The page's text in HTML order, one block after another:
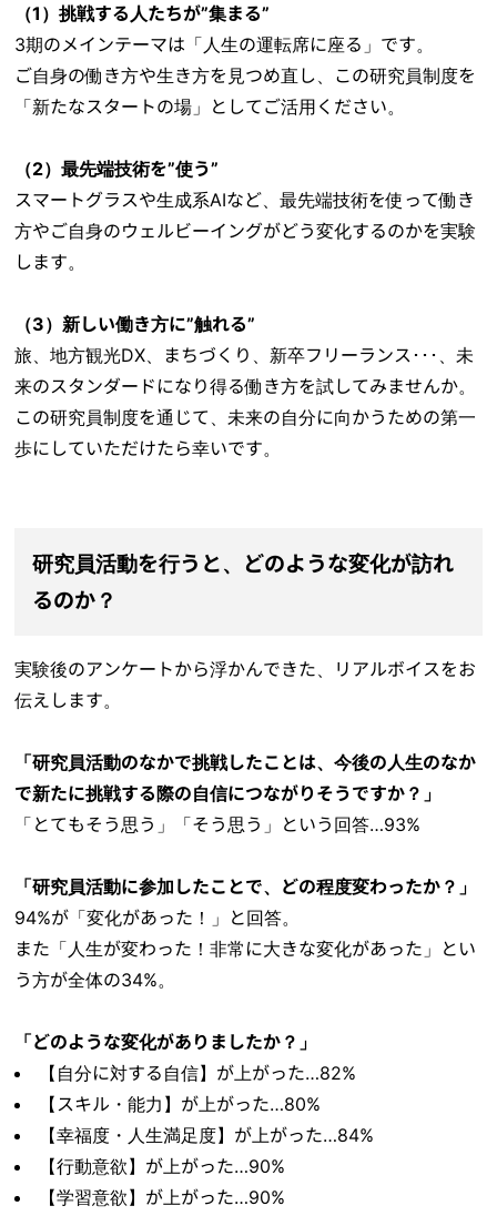
（1）挑戦する人たちが”集まる”
3期のメインテーマは「人生の運転席に座る」です。
ご自身の働き方や生き方を見つめ直し、この研究員制度を
「新たなスタートの場」としてご活用ください。
（2）最先端技術を”使う”
スマートグラスや生成系AIなど、最先端技術を使って働き
方やご自身のウェルビーイングがどう変化するのかを実験
します。
（3）新しい働き方に”触れる”
旅、地方観光DX、まちづくり、新卒フリーランス･･･、未
来のスタンダードになり得る働き方を試してみませんか。
この研究員制度を通じて、未来の自分に向かうための第一
歩にしていただけたら幸いです。
研究員活動を行うと、どのような変化が訪れ
るのか？
実験後のアンケートから浮かんできた、リアルボイスをお
伝えします。
「研究員活動のなかで挑戦したことは、今後の人生のなか
で新たに挑戦する際の自信につながりそうですか？」
「とてもそう思う」「そう思う」という回答…93%
「研究員活動に参加したことで、どの程度変わったか？」
94%が「変化があった！」と回答。
また「人生が変わった！非常に大きな変化があった」とい
う方が全体の34%。
「どのような変化がありましたか？」
【自分に対する自信】が上がった…82%
【スキル・能力】が上がった…80%
【幸福度・人生満足度】が上がった…84%
【行動意欲】が上がった…90%
【学習意欲】が上がった…90%